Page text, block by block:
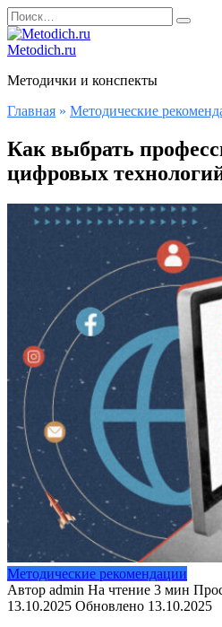
Перейти
к
содержанию
Search
for:
Metodich.ru
Методички и конспекты
Главная » Методические
Как выбрать
цифровых
Методические рекомендации
Автор admin На чтение 3 мин
13.10.2025 Обновлено 13.10.2025